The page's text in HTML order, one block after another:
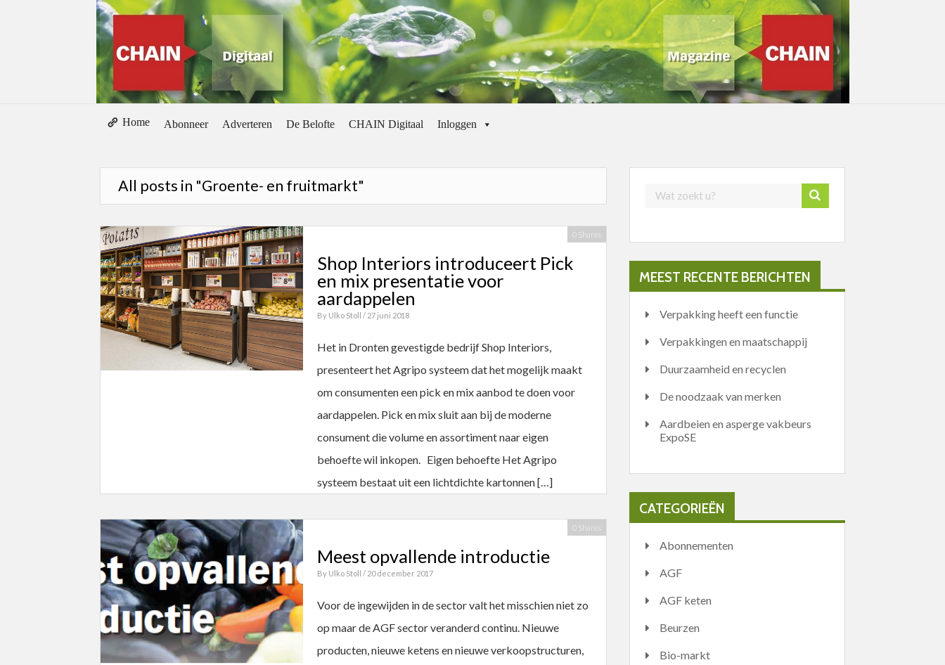
Home Abonneer Adverteren De Belofte CHAIN Digitaal Inloggen
All posts in "Groente- en fruitmarkt"
0 Shares
Shop Interiors introduceert Pick
en mix presentatie voor
aardappelen
By Ulko Stoll / 27 juni 2018
Het in Dronten gevestigde bedrijf Shop Interiors,
presenteert het Agripo systeem dat het mogelijk maakt
om consumenten een pick en mix aanbod te doen voor
aardappelen. Pick en mix sluit aan bij de moderne
consument die volume en assortiment naar eigen
behoefte wil inkopen. Eigen behoefte Het Agripo
systeem bestaat uit een lichtdichte kartonnen […]
0 Shares
Meest opvallende introductie
By Ulko Stoll / 20 december 2017
Voor de ingewijden in de sector valt het misschien niet zo
op maar de AGF sector veranderd continu. Nieuwe
producten, nieuwe ketens en nieuwe verkoopstructuren,
MEEST RECENTE BERICHTEN
Verpakking heeft een functie
Verpakkingen en maatschappij
Duurzaamheid en recyclen
De noodzaak van merken
Aardbeien en asperge vakbeurs
ExpoSE
CATEGORIEËN
Abonnementen
AGF
AGF keten
Beurzen
Bio-markt